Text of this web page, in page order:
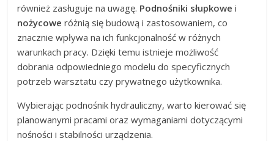
również zasługuje na uwagę. Podnośniki słupkowe i
nożycowe różnią się budową i zastosowaniem, co
znacznie wpływa na ich funkcjonalność w różnych
warunkach pracy. Dzięki temu istnieje możliwość
dobrania odpowiedniego modelu do specyficznych
potrzeb warsztatu czy prywatnego użytkownika.
Wybierając podnośnik hydrauliczny, warto kierować się
planowanymi pracami oraz wymaganiami dotyczącymi
nośności i stabilności urządzenia.